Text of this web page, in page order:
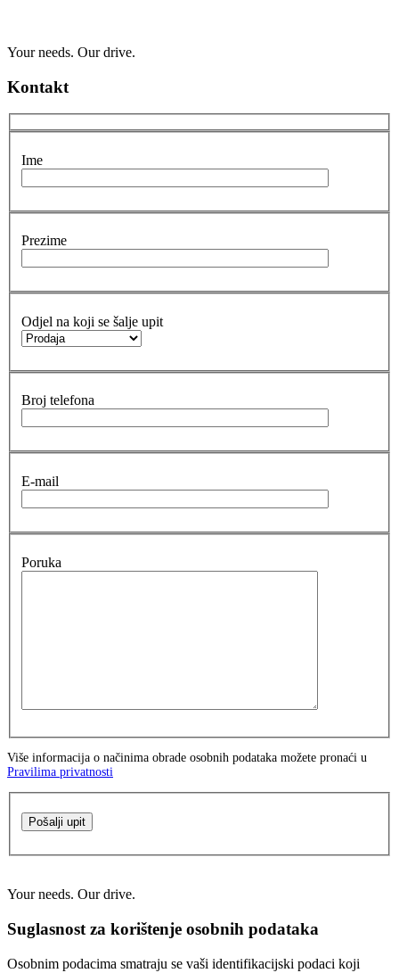
Your needs. Our drive.
Kontakt
Ime
Prezime
Odjel na koji se šalje upit
Broj telefona
E-mail
Poruka
Više informacija o načinima obrade osobnih podataka možete pronaći u
Pravilima privatnosti
Pošalji upit
Your needs. Our drive.
Suglasnost za korištenje osobnih podataka
Osobnim podacima smatraju se vaši identifikacijski podaci koji